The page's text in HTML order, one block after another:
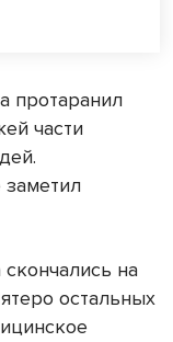
протаранил
части
на
остальных